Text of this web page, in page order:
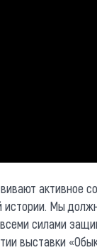
активное
Мы
силами
выставки